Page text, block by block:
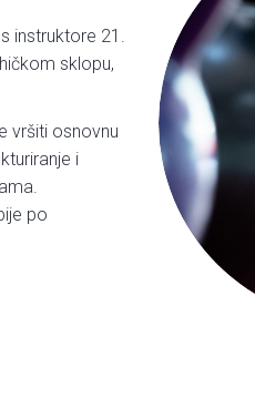
instruktore 21.
sklopu,
vršiti osnovnu
i
po